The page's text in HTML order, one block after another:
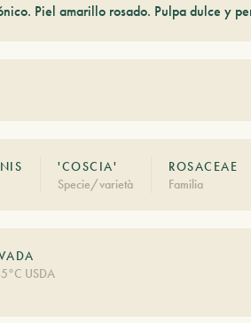
Piel amarillo rosado. Pulpa dulce y
'COSCIA'
Specie/varietà
ROSACEAE
Familia
USDA